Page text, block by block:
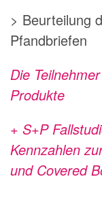
> Beurteilung
Pfandbriefen
Die
Produkte
+ S+P
Kennzahlen
und Covered